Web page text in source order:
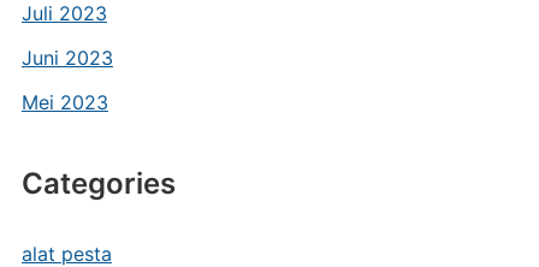
Juli 2023
Juni 2023
Mei 2023
Categories
alat pesta